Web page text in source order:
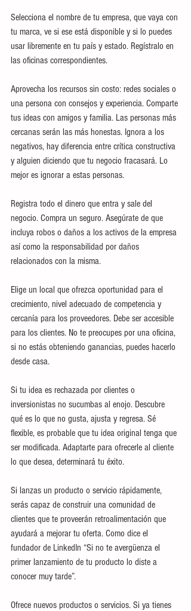
Selecciona el nombre de tu empresa, que vaya con
tu marca, ve si ese está disponible y si lo puedes
usar libremente en tu país y estado. Regístralo en
las oficinas correspondientes.
Aprovecha los recursos sin costo: redes sociales o
una persona con consejos y experiencia. Comparte
tus ideas con amigos y familia. Las personas más
cercanas serán las más honestas. Ignora a los
negativos, hay diferencia entre crítica constructiva
y alguien diciendo que tu negocio fracasará. Lo
mejor es ignorar a estas personas.
Registra todo el dinero que entra y sale del
negocio. Compra un seguro. Asegúrate de que
incluya robos o daños a los activos de la empresa
así como la responsabilidad por daños
relacionados con la misma.
Elige un local que ofrezca oportunidad para el
crecimiento, nivel adecuado de competencia y
cercanía para los proveedores. Debe ser accesible
para los clientes. No te preocupes por una oficina,
si no estás obteniendo ganancias, puedes hacerlo
desde casa.
Si tu idea es rechazada por clientes o
inversionistas no sucumbas al enojo. Descubre
qué es lo que no gusta, ajusta y regresa. Sé
flexible, es probable que tu idea original tenga que
ser modificada. Adaptarte para ofrecerle al cliente
lo que desea, determinará tu éxito.
Si lanzas un producto o servicio rápidamente,
serás capaz de construir una comunidad de
clientes que te proveerán retroalimentación que
ayudará a mejorar tu oferta. Como dice el
fundador de LinkedIn “Si no te avergüenza el
primer lanzamiento de tu producto lo diste a
conocer muy tarde”.
Ofrece nuevos productos o servicios. Si ya tienes